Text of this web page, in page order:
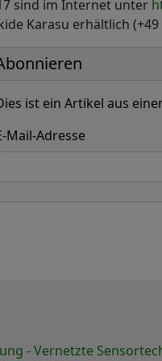
sind im Internet unter
Karasu erhältlich (+49
ist ein Artikel aus
Mail-Adresse
- Vernetzte